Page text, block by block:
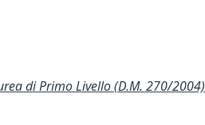
di Primo Livello (D.M. 270/2004)